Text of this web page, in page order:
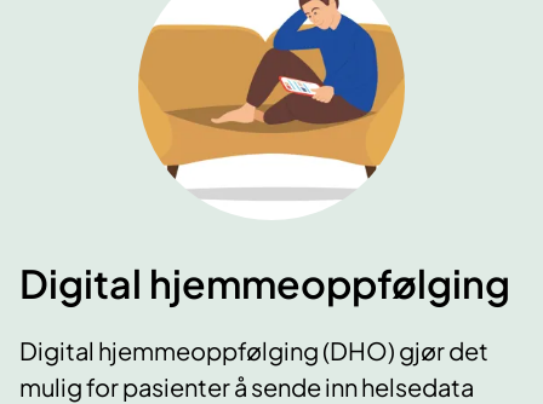
Digital hjemmeoppfølging
Digital hjemmeoppfølging (DHO) gjør det
mulig for pasienter å sende inn helsedata